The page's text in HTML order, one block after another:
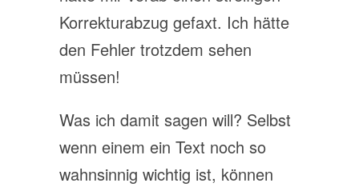
Korrekturabzug gefaxt. Ich hätte
den Fehler trotzdem sehen
müssen!
Was ich damit sagen will? Selbst
wenn einem ein Text noch so
wahnsinnig wichtig ist, können